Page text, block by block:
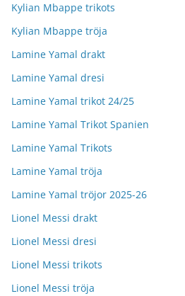
Kylian Mbappe trikots
Kylian Mbappe tröja
Lamine Yamal drakt
Lamine Yamal dresi
Lamine Yamal trikot 24/25
Lamine Yamal Trikot Spanien
Lamine Yamal Trikots
Lamine Yamal tröja
Lamine Yamal tröjor 2025-26
Lionel Messi drakt
Lionel Messi dresi
Lionel Messi trikots
Lionel Messi tröja